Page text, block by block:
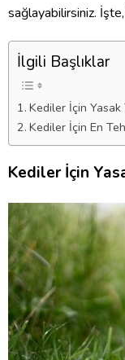
sağlayabilirsiniz.
İlgili Başlıklar
Kediler İçin
Kediler İçin En
Kediler İçin